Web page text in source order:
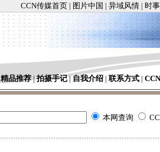
CCN传媒首页 | 图片中国 | 异域风情 | 时
精品推荐|拍摄手记|自我介绍 | 联系方式 |
本网查询